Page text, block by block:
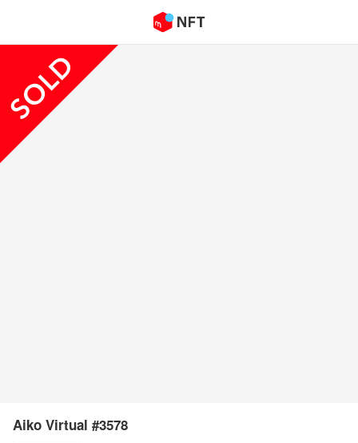
Aiko Virtual #3578